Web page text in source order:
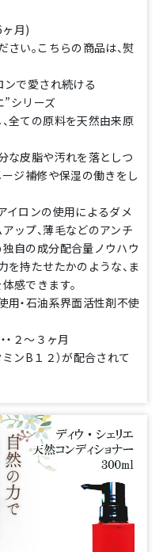
ヶ月)
い。こちらの商品は、熨
で愛され続ける
”シリーズ
全ての原料を天然由来原
な皮脂や汚れを落としつ
ージ補修や保湿の働きをし
イロンの使用によるダメ
ップ、薄毛などのアンチ
自の成分配合量ノウハウ
を持たせたかのような、ま
感できます。
用・石油系界面活性剤不使
・２～３ヶ月
ンB１２）が配合されて